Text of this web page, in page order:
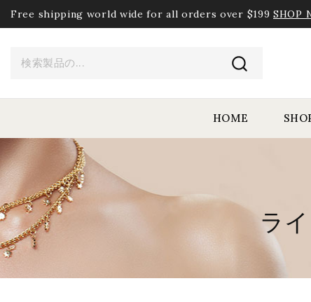
Free shipping world wide for all orders over $199SHOP
HOME
ラ